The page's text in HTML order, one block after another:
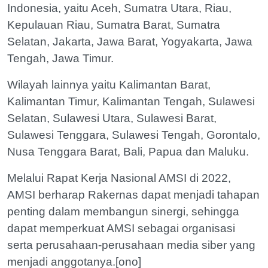
Indonesia, yaitu Aceh, Sumatra Utara, Riau,
Kepulauan Riau, Sumatra Barat, Sumatra
Selatan, Jakarta, Jawa Barat, Yogyakarta, Jawa
Tengah, Jawa Timur.
Wilayah lainnya yaitu Kalimantan Barat,
Kalimantan Timur, Kalimantan Tengah, Sulawesi
Selatan, Sulawesi Utara, Sulawesi Barat,
Sulawesi Tenggara, Sulawesi Tengah, Gorontalo,
Nusa Tenggara Barat, Bali, Papua dan Maluku.
Melalui Rapat Kerja Nasional AMSI di 2022,
AMSI berharap Rakernas dapat menjadi tahapan
penting dalam membangun sinergi, sehingga
dapat memperkuat AMSI sebagai organisasi
serta perusahaan-perusahaan media siber yang
menjadi anggotanya.[ono]